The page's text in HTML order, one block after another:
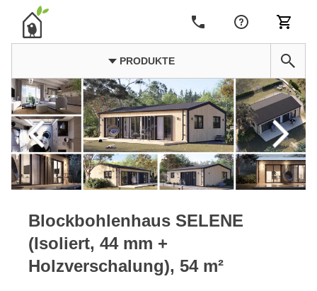
PRODUKTE
Blockbohlenhaus SELENE
(Isoliert, 44 mm +
Holzverschalung), 54 m²